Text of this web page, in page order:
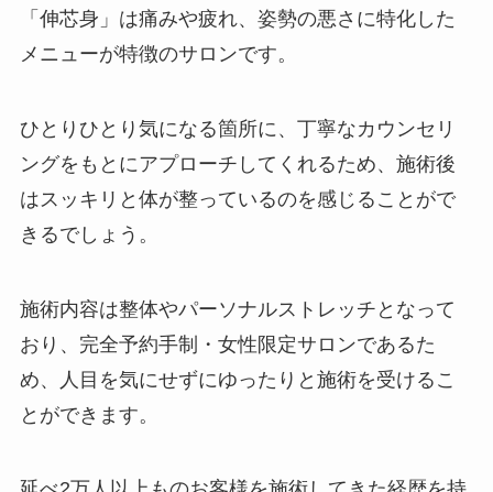
「伸芯身」は痛みや疲れ、姿勢の悪さに特化した
メニューが特徴のサロンです。
ひとりひとり気になる箇所に、丁寧なカウンセリ
ングをもとにアプローチしてくれるため、施術後
はスッキリと体が整っているのを感じることがで
きるでしょう。
施術内容は整体やパーソナルストレッチとなって
おり、完全予約手制・女性限定サロンであるた
め、人目を気にせずにゆったりと施術を受けるこ
とができます。